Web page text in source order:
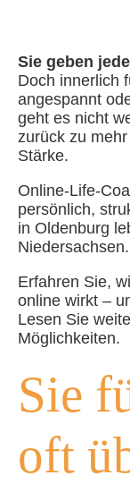
Sie geben
Doch innerlich
angespannt
geht es nicht
zurück zu
Stärke.
Online-Life-
persönlich,
in Oldenburg
Niedersachsen.
Erfahren Sie,
online wirkt –
Lesen Sie
Möglichkeiten.
Sie
oft